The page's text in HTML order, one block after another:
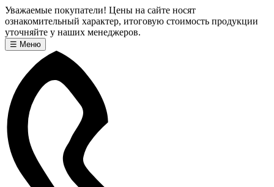
Уважаемые покупатели! Цены на сайте носят
ознакомительный характер, итоговую стоимость продукции
уточняйте у наших менеджеров.
☰ Меню